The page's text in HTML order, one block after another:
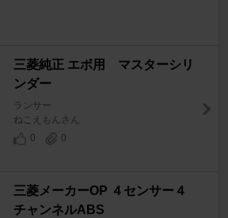
三菱純正 エボ用 マスターシリ
ンダー
ランサー
ねこえもんさん
0
0
三菱メーカーOP ４センサー４
チャンネルABS